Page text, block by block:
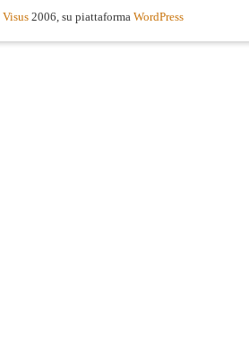
Visus 2006, su piattaforma WordPress